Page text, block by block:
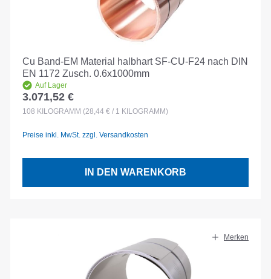
Cu Band-EM Material halbhart SF-CU-F24 nach DIN
EN 1172 Zusch. 0.6x1000mm
Auf Lager
Regulärer Preis:
3.071,52 €
108 KILOGRAMM (28,44 € / 1 KILOGRAMM)
Preise inkl. MwSt. zzgl. Versandkosten
IN DEN WARENKORB
Merken